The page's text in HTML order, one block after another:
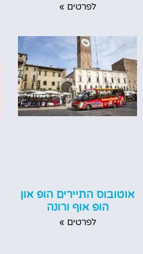
לפרטים »
אוטובוס התיירים הופ און
הופ אוף ורונה
לפרטים »